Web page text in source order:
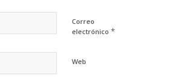
Correo
electrónico *
Web